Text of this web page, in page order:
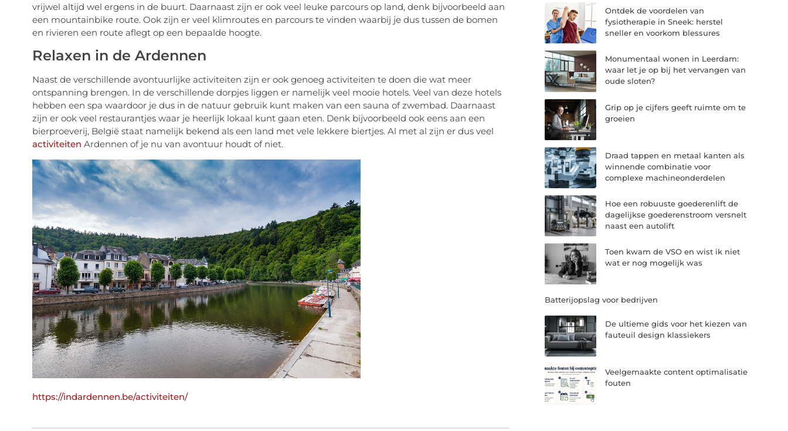
vrijwel altijd wel ergens in de buurt. Daarnaast zijn er ook veel leuke parcours op land, denk bijvoorbeeld aan
een mountainbike route. Ook zijn er veel klimroutes en parcours te vinden waarbij je dus tussen de bomen
en rivieren een route aflegt op een bepaalde hoogte.
Relaxen in de Ardennen
Naast de verschillende avontuurlijke activiteiten zijn er ook genoeg activiteiten te doen die wat meer
ontspanning brengen. In de verschillende dorpjes liggen er namelijk veel mooie hotels. Veel van deze hotels
hebben een spa waardoor je dus in de natuur gebruik kunt maken van een sauna of zwembad. Daarnaast
zijn er ook veel restaurantjes waar je heerlijk lokaal kunt gaan eten. Denk bijvoorbeeld ook eens aan een
bierproeverij, België staat namelijk bekend als een land met vele lekkere biertjes. Al met al zijn er dus veel
activiteiten Ardennen of je nu van avontuur houdt of niet.
https://indardennen.be/activiteiten/
Ontdek de voordelen van
fysiotherapie in Sneek: herstel
sneller en voorkom blessures
Monumentaal wonen in Leerdam:
waar let je op bij het vervangen van
oude sloten?
Grip op je cijfers geeft ruimte om te
groeien
Draad tappen en metaal kanten als
winnende combinatie voor
complexe machineonderdelen
Hoe een robuuste goederenlift de
dagelijkse goederenstroom versnelt
naast een autolift
Toen kwam de VSO en wist ik niet
wat er nog mogelijk was
Batterijopslag voor bedrijven
De ultieme gids voor het kiezen van
fauteuil design klassiekers
Veelgemaakte content optimalisatie
fouten